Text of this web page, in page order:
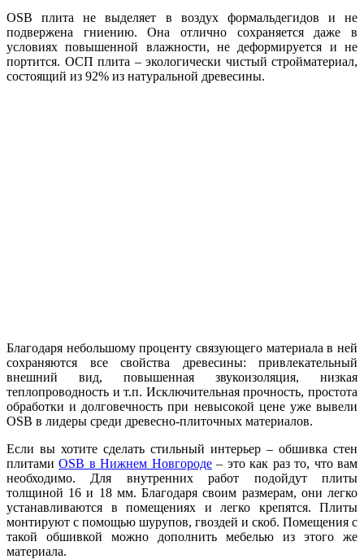
OSB плита не выделяет в воздух формальдегидов и не
подвержена гниению. Она отлично сохраняется даже в
условиях повышенной влажности, не деформируется и не
портится. ОСП плита – экологически чистый стройматериал,
состоящий из 92% из натуральной древесины.
Благодаря небольшому проценту связующего материала в ней
сохраняются все свойства древесины: привлекательный
внешний вид, повышенная звукоизоляция, низкая
теплопроводность и т.п. Исключительная прочность, простота
обработки и долговечность при невысокой цене уже вывели
OSB в лидеры среди древесно-плиточных материалов.
Если вы хотите сделать стильный интерьер – обшивка стен
плитамиOSB в Нижнем Новгороде– это как раз то, что вам
необходимо. Для внутренних работ подойдут плиты
толщиной 16 и 18 мм. Благодаря своим размерам, они легко
устанавливаются в помещениях и легко крепятся. Плиты
монтируют с помощью шурупов, гвоздей и скоб. Помещения с
такой обшивкой можно дополнить мебелью из этого же
материала.